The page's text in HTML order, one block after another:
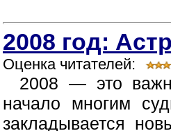
2008 год:
Оценка читателей:
2008 — это
начало многим
закладывается